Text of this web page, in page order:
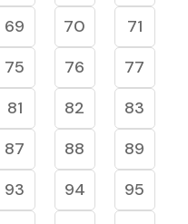
69 70
71
75 76
77
81 82
83
87 88
89
93 94
95